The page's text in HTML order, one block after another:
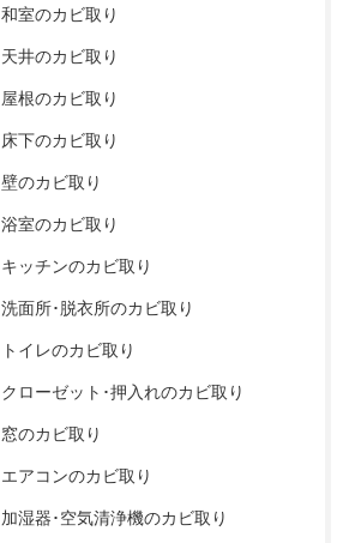
和室のカビ取り
天井のカビ取り
屋根のカビ取り
床下のカビ取り
壁のカビ取り
浴室のカビ取り
キッチンのカビ取り
洗面所･脱衣所のカビ取り
トイレのカビ取り
クローゼット･押入れのカビ取り
窓のカビ取り
エアコンのカビ取り
加湿器･空気清浄機のカビ取り